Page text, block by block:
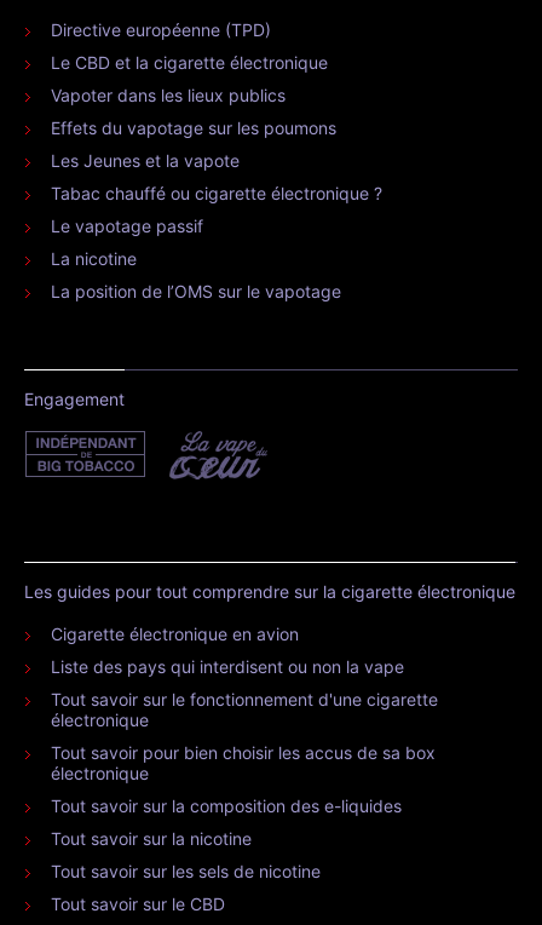
Directive européenne (TPD)
Le CBD et la cigarette électronique
Vapoter dans les lieux publics
Effets du vapotage sur les poumons
Les Jeunes et la vapote
Tabac chauffé ou cigarette électronique ?
Le vapotage passif
La nicotine
La position de l’OMS sur le vapotage
Engagement
Les guides pour tout comprendre sur la cigarette électronique
Cigarette électronique en avion
Liste des pays qui interdisent ou non la vape
Tout savoir sur le fonctionnement d'une cigarette
électronique
Tout savoir pour bien choisir les accus de sa box
électronique
Tout savoir sur la composition des e-liquides
Tout savoir sur la nicotine
Tout savoir sur les sels de nicotine
Tout savoir sur le CBD